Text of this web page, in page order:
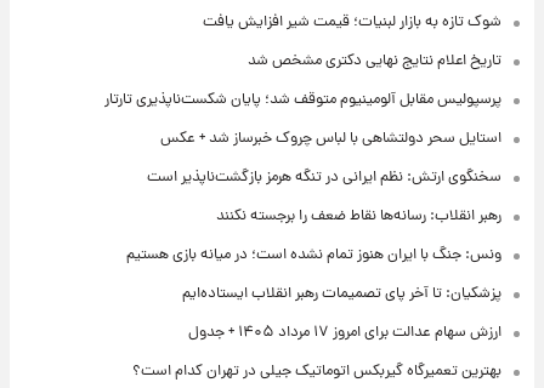
شوک تازه به بازار لبنیات؛ قیمت شیر افزایش یافت
تاریخ اعلام نتایج نهایی دکتری مشخص شد
پرسپولیس مقابل آلومینیوم متوقف شد؛ پایان شکست‌ناپذیری تارتار
استایل سحر دولتشاهی با لباس چروک خبرساز شد + عکس
سخنگوی ارتش: نظم ایرانی در تنگه هرمز بازگشت‌ناپذیر است
رهبر انقلاب: رسانه‌ها نقاط ضعف را برجسته نکنند
ونس: جنگ با ایران هنوز تمام نشده است؛ در میانه بازی هستیم
پزشکیان: تا آخر پای تصمیمات رهبر انقلاب ایستاده‌ایم
ارزش سهام عدالت برای امروز ۱۷ مرداد ۱۴۰۵ + جدول
بهترین تعمیرگاه گیربکس اتوماتیک جیلی در تهران کدام است؟